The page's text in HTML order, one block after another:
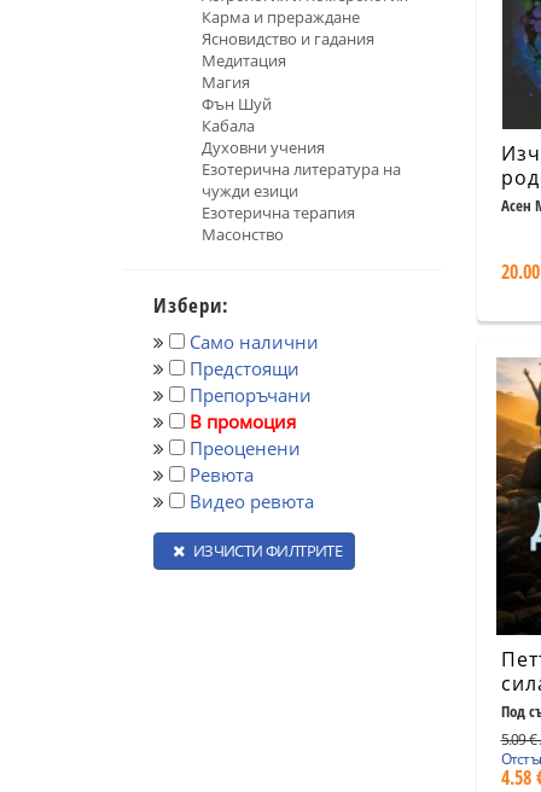
Карма и прераждане
Ясновидство и гадания
Медитация
Магия
Фън Шуй
Кабала
Духовни учения
Езотерична литература на
чужди езици
Езотерична терапия
Масонство
Избери:
Само налични
Предстоящи
Препоръчани
В промоция
Преоценени
Ревюта
Видео ревюта
ИЗЧИСТИ ФИЛТРИТЕ
Асен
Под
5.09 €
4.58